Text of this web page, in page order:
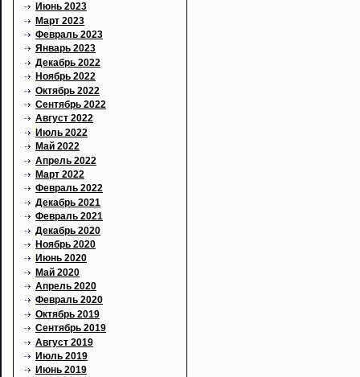
Июнь 2023
Март 2023
Февраль 2023
Январь 2023
Декабрь 2022
Ноябрь 2022
Октябрь 2022
Сентябрь 2022
Август 2022
Июль 2022
Май 2022
Апрель 2022
Март 2022
Февраль 2022
Декабрь 2021
Февраль 2021
Декабрь 2020
Ноябрь 2020
Июнь 2020
Май 2020
Апрель 2020
Февраль 2020
Октябрь 2019
Сентябрь 2019
Август 2019
Июль 2019
Июнь 2019